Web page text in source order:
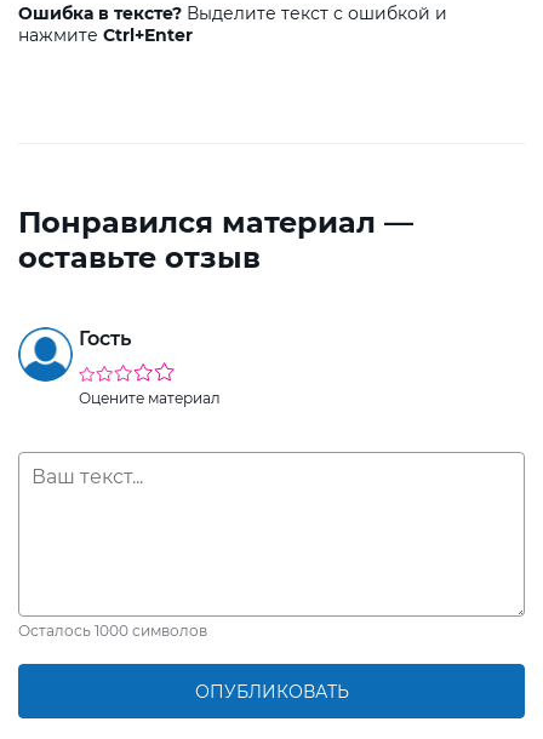
Ошибка в тексте? Выделите текст с ошибкой и
нажмите Ctrl+Enter
Понравился материал —
оставьте отзыв
Гость
Оцените материал
Осталось 1000 символов
ОПУБЛИКОВАТЬ